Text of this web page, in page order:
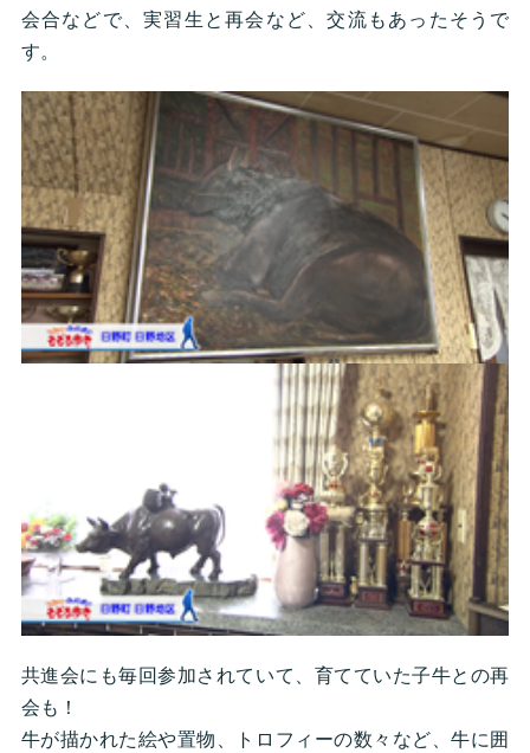
会合などで、実習生と再会など、交流もあったそうで
す。
共進会にも毎回参加されていて、育てていた子牛との再
会も！
牛が描かれた絵や置物、トロフィーの数々など、牛に囲